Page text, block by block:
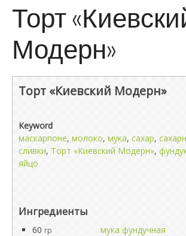
Торт
Модерн»
Торт «Киевский Модерн»
Keyword
маскарпоне, молоко, мука, сахар,
сливки, Торт «Киевский Модерн»,
яйцо
Ингредиенты
60 гр
мука фундучная